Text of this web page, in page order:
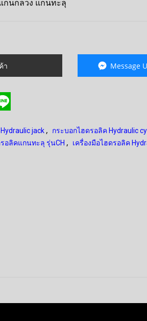
กนกลวง แกนทะลุ
า Message
jack , กระบอกไฮดรอลิค Hydraulic
อลิคแกนทะลุ รุ่นCH , เครื่องมือไฮดรอลิค